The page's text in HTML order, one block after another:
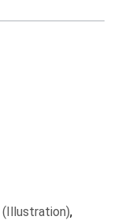
(Illustration),